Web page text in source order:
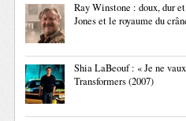
Ray Winstone : doux, dur
Jones et le royaume du
Shia LaBeouf : « Je ne
Transformers (2007)